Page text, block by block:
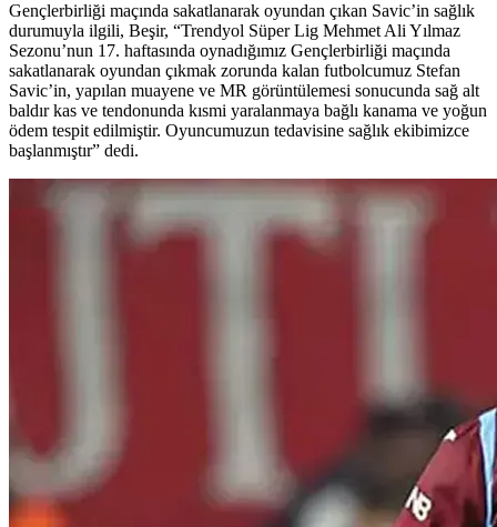
Gençlerbirliği maçında sakatlanarak oyundan çıkan Savic’in sağlık
durumuyla ilgili, Beşir, “Trendyol Süper Lig Mehmet Ali Yılmaz
Sezonu’nun 17. haftasında oynadığımız Gençlerbirliği maçında
sakatlanarak oyundan çıkmak zorunda kalan futbolcumuz Stefan
Savic’in, yapılan muayene ve MR görüntülemesi sonucunda sağ alt
baldır kas ve tendonunda kısmi yaralanmaya bağlı kanama ve yoğun
ödem tespit edilmiştir. Oyuncumuzun tedavisine sağlık ekibimizce
başlanmıştır” dedi.